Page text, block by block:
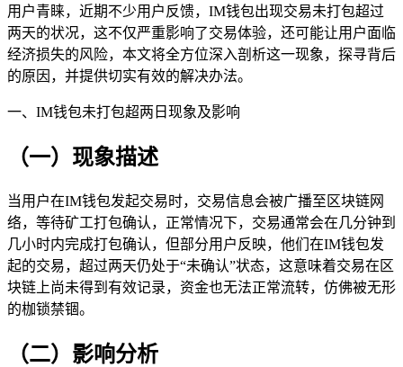
用户青睐，近期不少用户反馈，IM钱包出现交易未打包超过
两天的状况，这不仅严重影响了交易体验，还可能让用户面临
经济损失的风险，本文将全方位深入剖析这一现象，探寻背后
的原因，并提供切实有效的解决办法。
一、IM钱包未打包超两日现象及影响
（一）现象描述
当用户在IM钱包发起交易时，交易信息会被广播至区块链网
络，等待矿工打包确认，正常情况下，交易通常会在几分钟到
几小时内完成打包确认，但部分用户反映，他们在IM钱包发
起的交易，超过两天仍处于“未确认”状态，这意味着交易在区
块链上尚未得到有效记录，资金也无法正常流转，仿佛被无形
的枷锁禁锢。
（二）影响分析